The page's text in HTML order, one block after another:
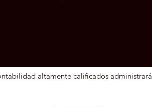
altamente calificados